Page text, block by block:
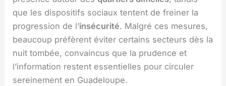
que les dispositifs sociaux tentent de freiner la
progression de l’insécurité. Malgré ces mesures,
beaucoup préfèrent éviter certains secteurs dès la
nuit tombée, convaincus que la prudence et
l’information restent essentielles pour circuler
sereinement en Guadeloupe.